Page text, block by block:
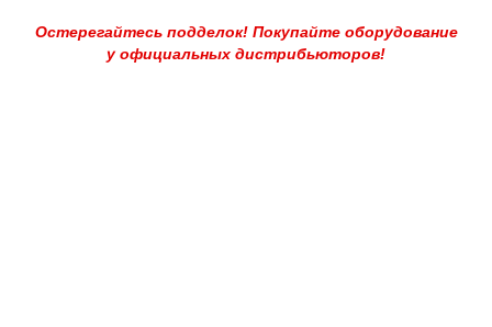
Остерегайтесь подделок! Покупайте оборудование
у официальных дистрибьюторов!